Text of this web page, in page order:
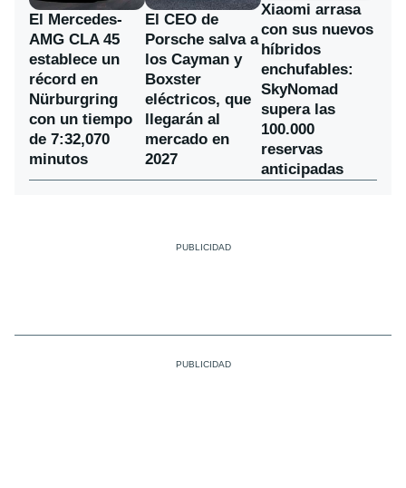
El Mercedes-
AMG CLA 45
establece un
récord en
Nürburgring
con un tiempo
de 7:32,070
minutos
El CEO de
Porsche salva a
los Cayman y
Boxster
eléctricos, que
llegarán al
mercado en
2027
Xiaomi arrasa
con sus nuevos
híbridos
enchufables:
SkyNomad
supera las
100.000
reservas
anticipadas